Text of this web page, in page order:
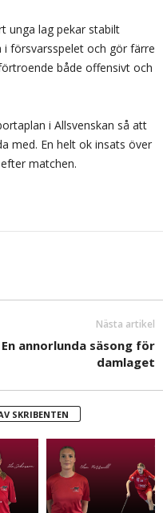
unga lag pekar stabilt
försvarsspelet och gör färre
både offensivt och
i Allsvenskan så att
med. En helt ok insats över
matchen.
Nästa artikel
En annorlunda säsong för
damlaget
SKRIBENTEN